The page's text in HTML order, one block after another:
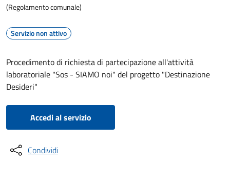
(Regolamento comunale)
Servizio non attivo
Procedimento di richiesta di partecipazione all'attività
laboratoriale "Sos - SIAMO noi" del progetto "Destinazione
Desideri"
Accedi al servizio
Condividi